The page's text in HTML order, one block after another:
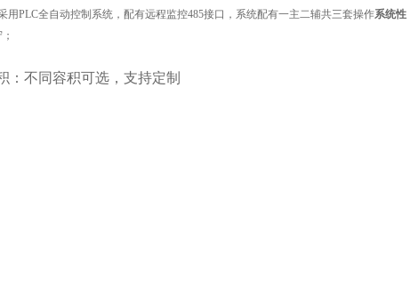
用PLC全自动控制系统，配有远程监控485接口，系统配有一主二辅共三套操作系统性
：不同容积可选，支持定制